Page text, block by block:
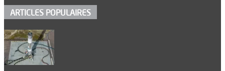
ARTICLES POPULAIRES